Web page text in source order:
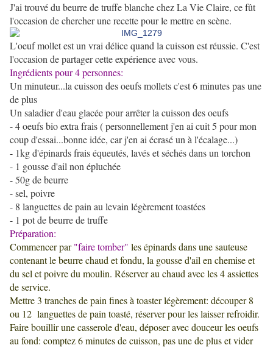
J'ai trouvé du beurre de truffe blanche chez La Vie Claire, ce fût
l'occasion de chercher une recette pour le mettre en scène.
L'oeuf mollet est un vrai délice quand la cuisson est réussie. C'est
l'occasion de partager cette expérience avec vous.
Ingrédients pour 4 personnes:
Un minuteur...la cuisson des oeufs mollets c'est 6 minutes pas une
de plus
Un saladier d'eau glacée pour arrêter la cuisson des oeufs
- 4 oeufs bio extra frais ( personnellement j'en ai cuit 5 pour mon
coup d'essai...bonne idée, car j'en ai écrasé un à l'écalage...)
- 1kg d'épinards frais équeutés, lavés et séchés dans un torchon
- 1 gousse d'ail non épluchée
- 50g de beurre
- sel, poivre
- 8 languettes de pain au levain légèrement toastées
- 1 pot de beurre de truffe
Préparation:
Commencer par"faire tomber" les épinards dans une sauteuse
contenant le beurre chaud et fondu, la gousse d'ail en chemise et
du sel et poivre du moulin. Réserver au chaud avec les 4 assiettes
de service.
Mettre 3 tranches de pain fines à toaster légèrement: découper 8
ou 12 languettes de pain toasté, réserver pour les laisser refroidir.
Faire bouillir une casserole d'eau, déposer avec douceur les oeufs
au fond: comptez 6 minutes de cuisson, pas une de plus et vider